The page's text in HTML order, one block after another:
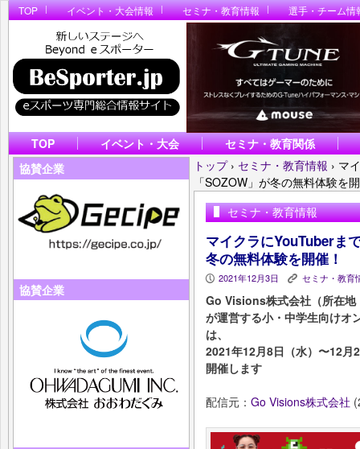
TOP イベント・大会情報 セミナ・教育情報 選手・チーム情
TOP イベント・大会
セミナ・教育関係
協賛企業
協賛企業
トップ › セミナ・教育情報 › マ
「SOZOW」が冬の無料体験を
セミナ・教育情報
マイクラにYouTuberま
冬の無料体験を開催！
P 2021年12月3日 K セミナ・教育
Go Visions株式会社（所在地
が運営する小・中学生向けオ
は、
2021年12月8日（水）〜12月
開催します
配信元： Go Visions株式会社